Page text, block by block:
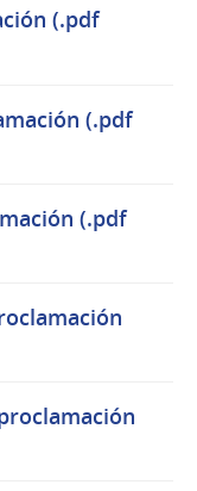
(.pdf
(.pdf
(.pdf